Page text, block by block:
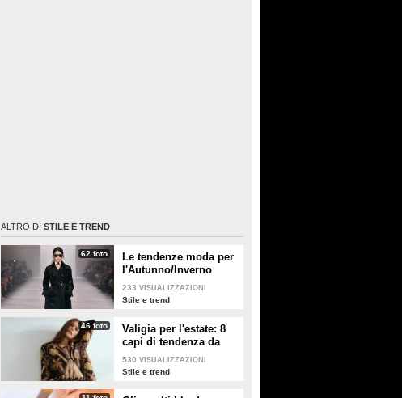
ALTRO DI STILE E TREND
62 foto
Le tendenze moda per
l'Autunno/Inverno
2026-2027
233 VISUALIZZAZIONI
Stile e trend
46 foto
Valigia per l'estate: 8
capi di tendenza da
portare in vacanza
530 VISUALIZZAZIONI
Stile e trend